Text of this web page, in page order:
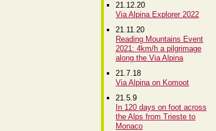
21.12.20
Via Alpina Explorer 2022
21.11.20
Reading Mountains Event
2021: 4km/h a pilgrimage
along the Via Alpina
21.7.18
Via Alpina on Komoot
21.5.9
In 120 days on foot across
the Alps from Trieste to
Monaco